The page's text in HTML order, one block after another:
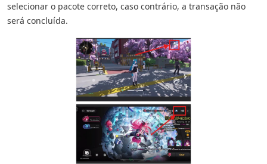
selecionar o pacote correto, caso contrário, a transação não
será concluída.